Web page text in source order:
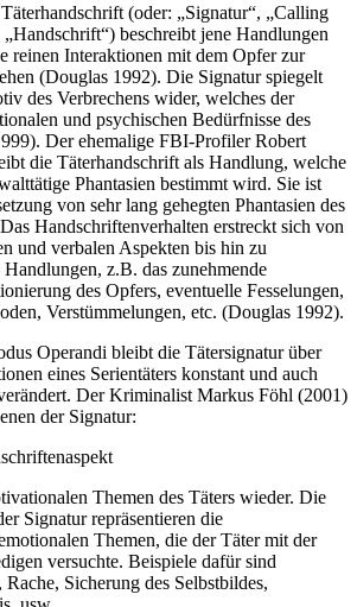
(oder: „Signatur“, „Calling
beschreibt jene Handlungen
reinen Interaktionen mit dem Opfer zur
(Douglas 1992). Die Signatur spiegelt
des Verbrechens wider, welches der
und psychischen Bedürfnisse des
Der ehemalige FBI-Profiler Robert
die Täterhandschrift als Handlung, welche
Phantasien bestimmt wird. Sie ist
von sehr lang gehegten Phantasien des
Handschriftenverhalten erstreckt sich von
und verbalen Aspekten bis hin zu
Handlungen, z.B. das zunehmende
des Opfers, eventuelle Fesselungen,
Verstümmelungen, etc. (Douglas 1992).
Operandi bleibt die Tätersignatur über
eines Serientäters konstant und auch
Der Kriminalist Markus Föhl (2001)
der Signatur:
Themen des Täters wieder. Die
Signatur repräsentieren die
Themen, die der Täter mit der
versuchte. Beispiele dafür sind
Sicherung des Selbstbildes,